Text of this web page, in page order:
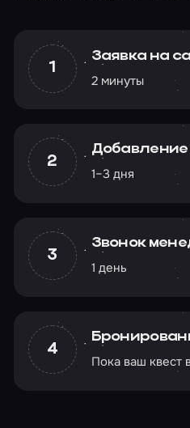
1
Заявка на
2 минуты
2
Добавление
1–3 дня
3
Звонок
1 день
4
Пока ваш квест